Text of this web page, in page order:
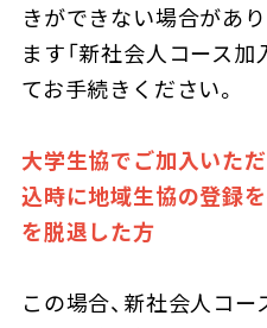
きができない場合があ
ます「新社会人コース加
てお手続きください。
大学生協でご加入いた
込時に地域生協の登録
を脱退した方
この場合、新社会人コ